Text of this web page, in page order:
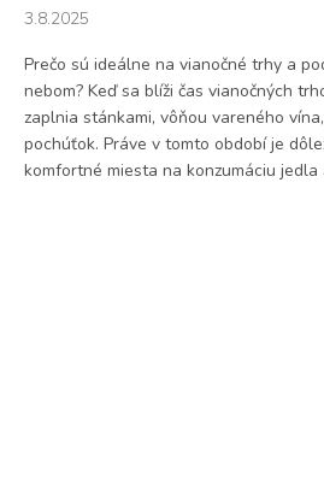
3.8.2025
Prečo sú ideálne na vianočné trhy a
nebom? Keď sa blíži čas vianočných
zaplnia stánkami, vôňou vareného
pochúťok. Práve v tomto období je
komfortné miesta na konzumáciu jedla